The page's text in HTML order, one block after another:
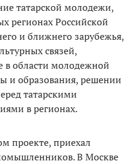
татарской молодежи,
регионах Российской
и ближнего зарубежья,
связей,
области молодежной
и образования, решении
татарскими
в регионах.
проекте, приехал
В Москве